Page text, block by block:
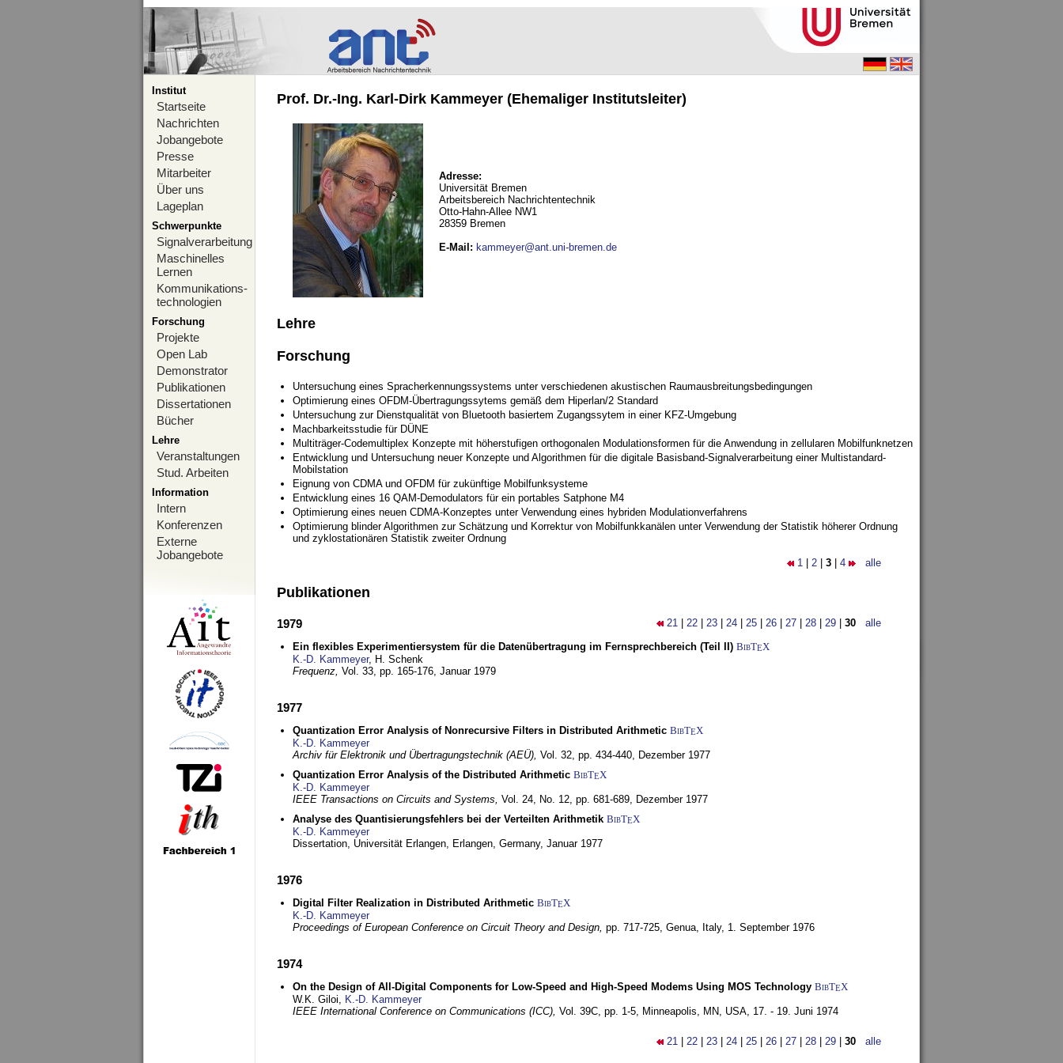
Institut
Startseite
Nachrichten
Jobangebote
Presse
Mitarbeiter
Über uns
Lageplan
Schwerpunkte
Signalverarbeitung
Maschinelles
Lernen
Kommunikations-
technologien
Forschung
Projekte
Open Lab
Demonstrator
Publikationen
Dissertationen
Bücher
Lehre
Veranstaltungen
Stud. Arbeiten
Information
Intern
Konferenzen
Externe
Jobangebote
Prof. Dr.-Ing. Karl-Dirk Kammeyer (Ehemaliger Institutsleiter)
Adresse:
Universität Bremen
Arbeitsbereich Nachrichtentechnik
Otto-Hahn-Allee NW1
28359 Bremen
E-Mail : kammeyer@ant.uni-bremen.de
Lehre
Forschung
Untersuchung eines Spracherkennungssystems unter verschiedenen akustischen Raumausbreitungsbedingungen
Optimierung eines OFDM-Übertragungssytems gemäß dem Hiperlan/2 Standard
Untersuchung zur Dienstqualität von Bluetooth basiertem Zugangssytem in einer KFZ-Umgebung
Machbarkeitsstudie für DÜNE
Multiträger-Codemultiplex Konzepte mit höherstufigen orthogonalen Modulationsformen für die Anwendung in zellularen Mobilfunknetzen
Entwicklung und Untersuchung neuer Konzepte und Algorithmen für die digitale Basisband-Signalverarbeitung einer Multistandard-
Mobilstation
Eignung von CDMA und OFDM für zukünftige Mobilfunksysteme
Entwicklung eines 16 QAM-Demodulators für ein portables Satphone M4
Optimierung eines neuen CDMA-Konzeptes unter Verwendung eines hybriden Modulationverfahrens
Optimierung blinder Algorithmen zur Schätzung und Korrektur von Mobilfunkkanälen unter Verwendung der Statistik höherer Ordnung
und zyklostationären Statistik zweiter Ordnung
1 2 3 4 alle
Publikationen
21 22 23 24 25 26 27 28 29 30 alle
1979
Ein flexibles Experimentiersystem für die Datenübertragung im Fernsprechbereich (Teil II) BibTEX
K.-D. Kammeyer, H. Schenk
Frequenz, Vol. 33, pp. 165-176, Januar 1979
1977
Quantization Error Analysis of Nonrecursive Filters in Distributed Arithmetic BibTEX
K.-D. Kammeyer
Archiv für Elektronik und Übertragungstechnik (AEÜ), Vol. 32, pp. 434-440, Dezember 1977
Quantization Error Analysis of the Distributed Arithmetic BibTEX
K.-D. Kammeyer
IEEE Transactions on Circuits and Systems, Vol. 24, No. 12, pp. 681-689, Dezember 1977
Analyse des Quantisierungsfehlers bei der Verteilten Arithmetik BibTEX
K.-D. Kammeyer
Dissertation, Universität Erlangen, Erlangen, Germany, Januar 1977
1976
Digital Filter Realization in Distributed Arithmetic BibTEX
K.-D. Kammeyer
Proceedings of European Conference on Circuit Theory and Design, pp. 717-725, Genua, Italy, 1. September 1976
1974
On the Design of All-Digital Components for Low-Speed and High-Speed Modems Using MOS Technology BibTEX
W.K. Giloi, K.-D. Kammeyer
IEEE International Conference on Communications (ICC), Vol. 39C, pp. 1-5, Minneapolis, MN, USA, 17. - 19. Juni 1974
21 22 23 24 25 26 27 28 29 30 alle